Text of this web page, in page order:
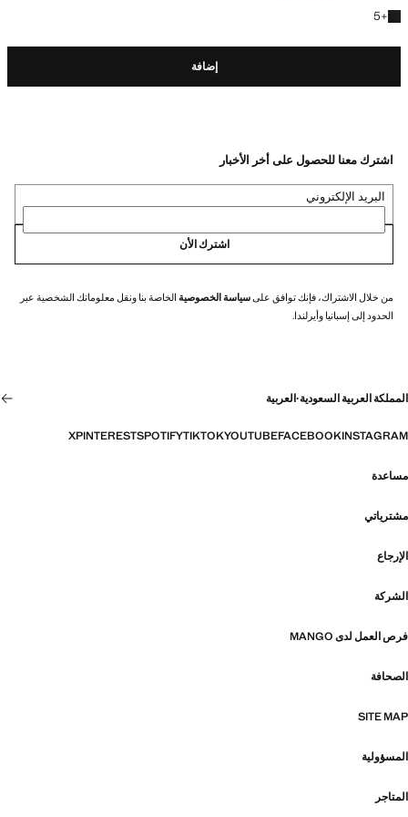
+
5+5 المزيد من الألوان
إضافة
اشترك معنا للحصول على أخر الأخبار
البريد الإلكتروني
اشترك الأن
من خلال الاشتراك، فإنك توافق علىسياسة الخصوصية الخاصة بنا ونقل معلوماتك الشخصية عبر
الحدود إلى إسبانيا وأيرلندا.
المملكة العربية السعودية·العربية
INSTAGRAM
FACEBOOK
YOUTUBE
TIKTOK
SPOTIFY
PINTEREST
X
مساعدة
مشترياتي
الإرجاع
الشركة
فرص العمل لدى MANGO
الصحافة
SITE MAP
المسؤولية
المتاجر